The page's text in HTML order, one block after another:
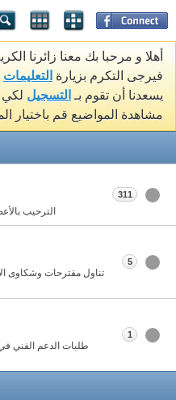
أهلا و مرحبا بك معنا زائرنا
فيرجى التكرم بزيارة التعليمات
يسعدنا أن تقوم بـ التسجيل لكي
مشاهدة المواضيع قم باختيار
الترحيب
311
تناول مقترحات وشكاوى
5
طلبات الدعم الفني
1